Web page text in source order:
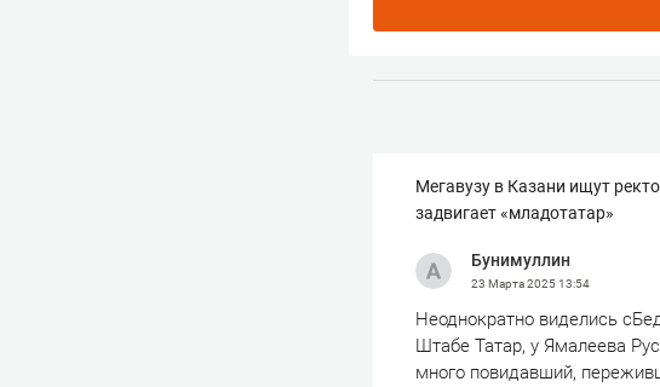
Мегавузу в Казани ищут
задвигает «младотатар»
Бунимуллин
23 Марта 202513:54
Неоднократно виделись
Штабе Татар, у Ямалеева
много повидавший,